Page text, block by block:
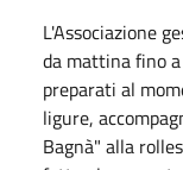
L'Associazione
da mattina fino
preparati al
ligure,
Bagnà" alla